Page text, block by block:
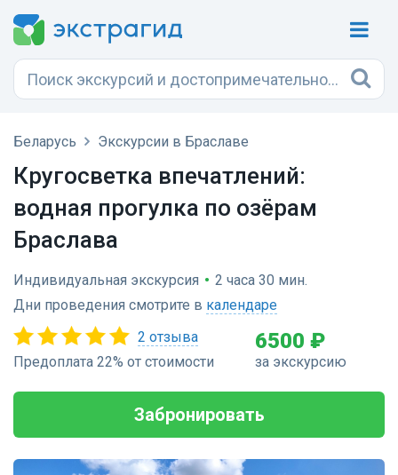
Беларусь Экскурсии в Браславе
Кругосветка впечатлений:
водная прогулка по озёрам
Браслава
Индивидуальная экскурсия • 2 часа 30 мин.
Дни проведения смотрите в календаре
2 отзыва
Предоплата 22% от стоимости
6500 ₽
за экскурсию
Забронировать